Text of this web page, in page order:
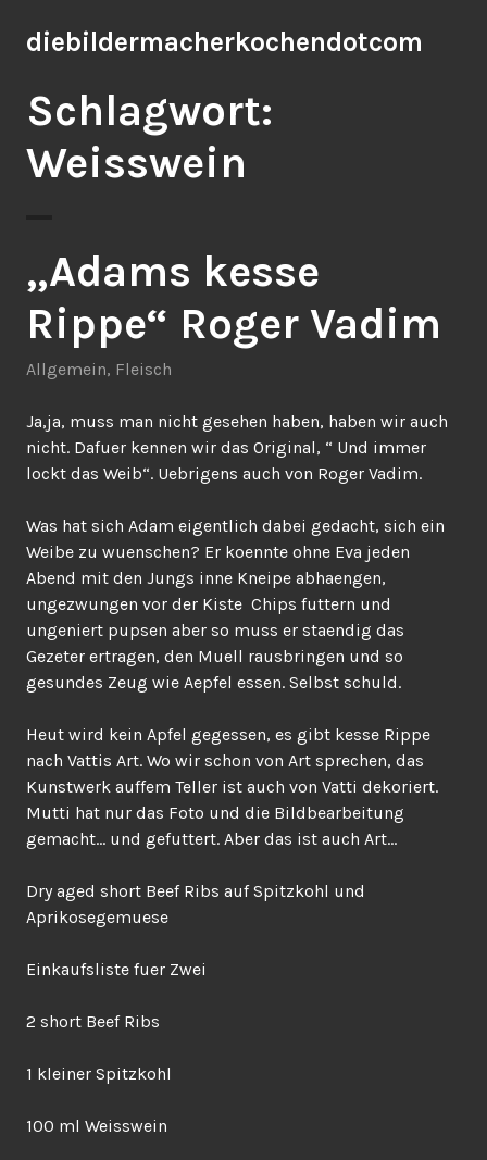
Inhalt
diebildermacherkochendotcom
Schlagwort:
Weisswein
„Adams kesse
Rippe“ Roger Vadim
Allgemein, Fleisch
Ja,ja, muss man nicht gesehen haben, haben wir auch
nicht. Dafuer kennen wir das Original, “ Und immer
lockt das Weib“. Uebrigens auch von Roger Vadim.
Was hat sich Adam eigentlich dabei gedacht, sich ein
Weibe zu wuenschen? Er koennte ohne Eva jeden
Abend mit den Jungs inne Kneipe abhaengen,
ungezwungen vor der Kiste Chips futtern und
ungeniert pupsen aber so muss er staendig das
Gezeter ertragen, den Muell rausbringen und so
gesundes Zeug wie Aepfel essen. Selbst schuld.
Heut wird kein Apfel gegessen, es gibt kesse Rippe
nach Vattis Art. Wo wir schon von Art sprechen, das
Kunstwerk auffem Teller ist auch von Vatti dekoriert.
Mutti hat nur das Foto und die Bildbearbeitung
gemacht… und gefuttert. Aber das ist auch Art…
Dry aged short Beef Ribs auf Spitzkohl und
Aprikosegemuese
Einkaufsliste fuer Zwei
2 short Beef Ribs
1 kleiner Spitzkohl
100 ml Weisswein